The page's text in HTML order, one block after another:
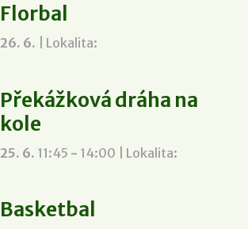
Florbal
26. 6. | Lokalita:
Překážková dráha na
kole
25. 6. 11:45 - 14:00 | Lokalita:
Basketbal